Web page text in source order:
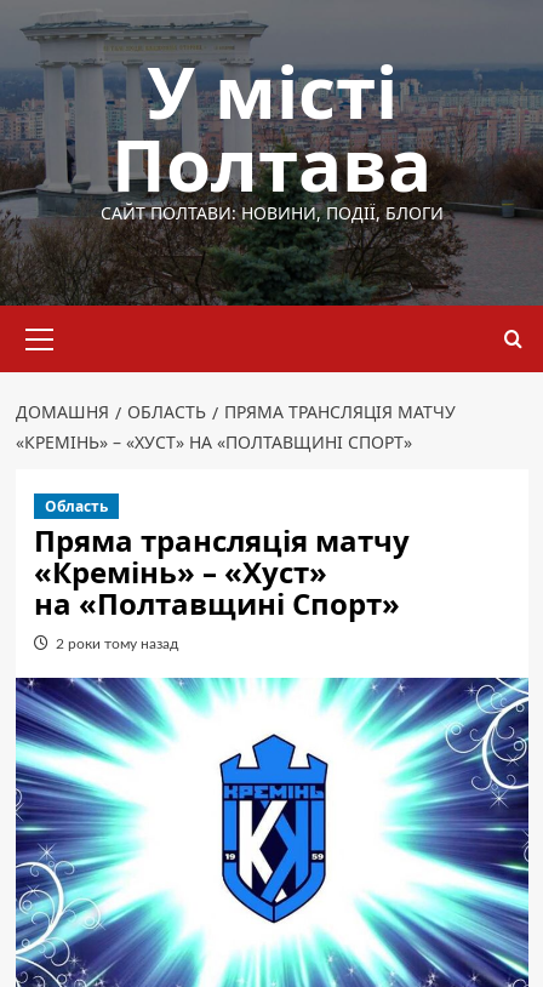
Перейти
вмісту
У місті
Полтава
САЙТ ПОЛТАВИ: НОВИНИ, ПОДІЇ, БЛОГИ
меню
ДОМАШНЯ ОБЛАСТЬ
ПРЯМА ТРАНСЛЯЦІЯ МАТЧУ
«КРЕМІНЬ» – «ХУСТ» НА «ПОЛТАВЩИНІ СПОРТ»
Область
Пряма трансляція матчу
«Кремінь» – «Хуст»
на «Полтавщині Спорт»
2 роки тому назад